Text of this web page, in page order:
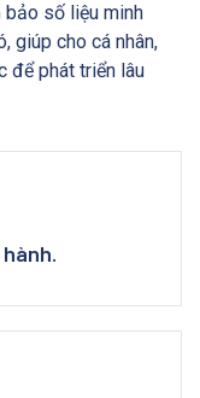
bảo số liệu minh
giúp cho cá nhân,
để phát triển lâu